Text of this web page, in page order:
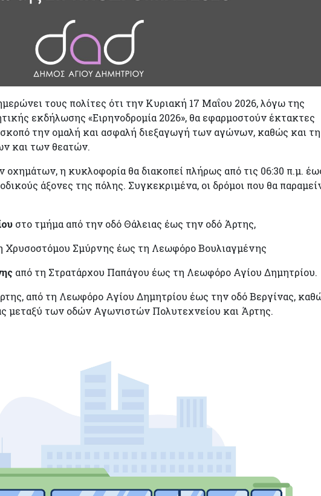
τους πολίτες ότι την Κυριακή 17 Μαΐου 2026, λόγω της
εκδήλωσης «Ειρηνοδρομία 2026», θα εφαρμοστούν έκτακτες
την ομαλή και ασφαλή διεξαγωγή των αγώνων, καθώς και
και των θεατών.
η κυκλοφορία θα διακοπεί πλήρως από τις 06:30 π.μ.
άξονες της πόλης. Συγκεκριμένα, οι δρόμοι που θα
στο τμήμα από την οδό Θάλειας έως την οδό Άρτης,
Χρυσοστόμου Σμύρνης έως τη Λεωφόρο Βουλιαγμένης
από τη Στρατάρχου Παπάγου έως τη Λεωφόρο Αγίου Δημητρίου.
από τη Λεωφόρο Αγίου Δημητρίου έως την οδό Βεργίνας,
μεταξύ των οδών Αγωνιστών Πολυτεχνείου και Άρτης.